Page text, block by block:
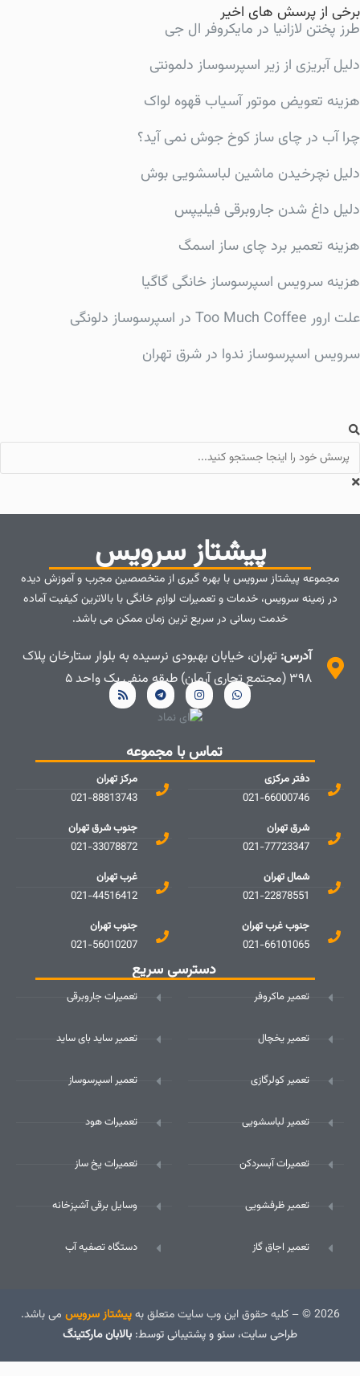
برخی از پرسش های اخیر
طرز پختن لازانیا در مایکروفر ال جی
دلیل آبریزی از زیر اسپرسوساز دلمونتی
هزینه تعویض موتور آسیاب قهوه لواک
چرا آب در چای ساز کوخ جوش نمی آید؟
دلیل نچرخیدن ماشین لباسشویی بوش
دلیل داغ شدن جاروبرقی فیلیپس
هزینه تعمیر برد چای ساز اسمگ
هزینه سرویس اسپرسوساز خانگی گاگیا
علت ارور Too Much Coffee در اسپرسوساز دلونگی
سرویس اسپرسوساز ندوا در شرق تهران
پیشتاز سرویس
مجموعه پیشتاز سرویس با بهره گیری از متخصصین مجرب و آموزش دیده
در زمینه سرویس، خدمات و تعمیرات لوازم خانگی با بالاترین کیفیت آماده
خدمت رسانی در سریع ترین زمان ممکن می باشد.
آدرس: تهران، خیابان بهبودی نرسیده به بلوار ستارخان پلاک
۳۹۸ (مجتمع تجاری آرمان) طبقه منفی یک واحد ۵
تماس با مجموعه
دفتر مرکزی
021-66000746
شرق تهران
021-77723347
شمال تهران
021-22878551
جنوب غرب تهران
021-66101065
مرکز تهران
021-88813743
جنوب شرق تهران
021-33078872
غرب تهران
021-44516412
جنوب تهران
021-56010207
دسترسی سریع
تعمیر ماکروفر
تعمیر یخچال
تعمیر کولرگازی
تعمیر لباسشویی
تعمیرات آبسردکن
تعمیر ظرفشویی
تعمیر اجاق گاز
تعمیرات جاروبرقی
تعمیر ساید بای ساید
تعمیر اسپرسوساز
تعمیرات هود
تعمیرات یخ ساز
وسایل برقی آشپزخانه
دستگاه تصفیه آب
2026 © – کلیه حقوق این وب سایت متعلق به پیشتاز سرویس می باشد.
طراحی سایت، سئو و پشتیبانی توسط: بالابان مارکتینگ